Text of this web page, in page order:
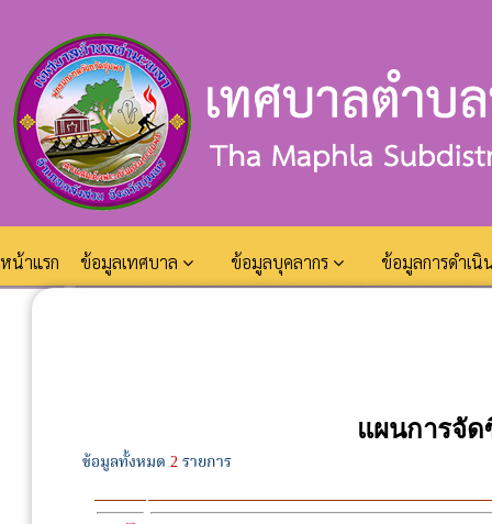
หน้าแรก ข้อมูลเทศบาล ข้อมูลบุคลากร ข้อมูลการดำเ
แผนการจั
ข้อมูลทั้งหมด 2รายการ